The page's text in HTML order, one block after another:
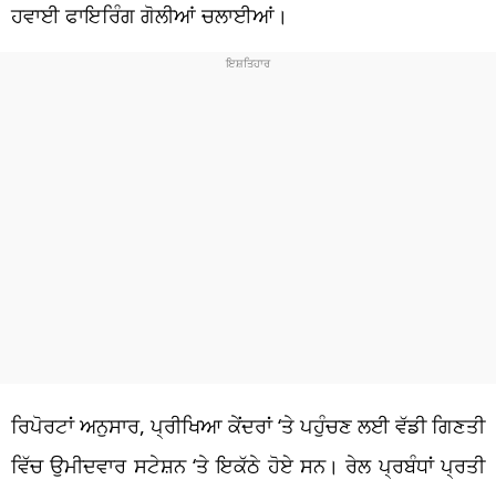
ਹਵਾਈ ਫਾਇਰਿੰਗ ਗੋਲੀਆਂ ਚਲਾਈਆਂ।
ਰਿਪੋਰਟਾਂ ਅਨੁਸਾਰ, ਪ੍ਰੀਖਿਆ ਕੇਂਦਰਾਂ ‘ਤੇ ਪਹੁੰਚਣ ਲਈ ਵੱਡੀ ਗਿਣਤੀ
ਵਿੱਚ ਉਮੀਦਵਾਰ ਸਟੇਸ਼ਨ ‘ਤੇ ਇਕੱਠੇ ਹੋਏ ਸਨ। ਰੇਲ ਪ੍ਰਬੰਧਾਂ ਪ੍ਰਤੀ